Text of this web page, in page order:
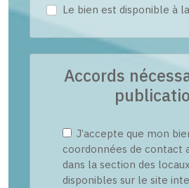
Le bien est disponible à
Accords
J’accepte que mon
coordonnées de contact
dans la section des
disponibles sur le site